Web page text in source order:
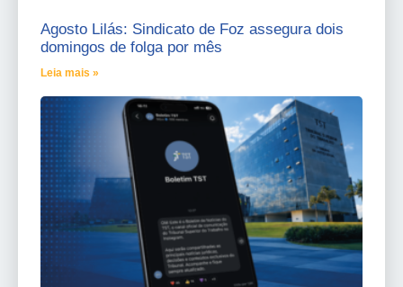
Agosto Lilás: Sindicato de Foz assegura dois
domingos de folga por mês
Leia mais »